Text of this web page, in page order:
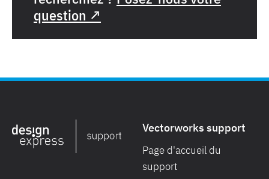
question ↗
Vectorworks support
Page d'accueil du
support